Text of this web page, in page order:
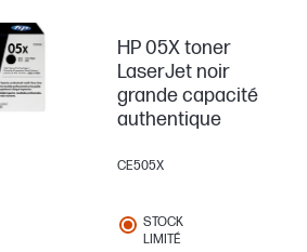
HP 05X toner
LaserJet noir
grande capacité
authentique
CE505X
STOCK
LIMITÉ